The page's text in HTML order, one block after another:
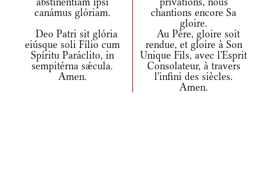
canámus glóriam.
chantions encore Sa
gloire.
Deo Patri sit glória
eiúsque soli Fílio cum
Spíritu Paráclito, in
sempitérna sǽcula.
Amen.
Au Père, gloire soit
rendue, et gloire à Son
Unique Fils, avec l'Esprit
Consolateur, à travers
l'infini des siècles.
Amen.